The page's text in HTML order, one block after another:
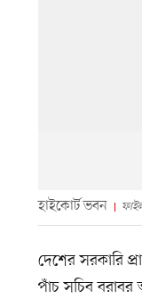
হাইকোর্ট ভবন
দেশের সরকারি
পাঁচ সচিব বরাবর